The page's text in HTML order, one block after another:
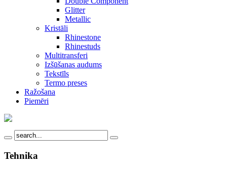
Glitter
Metallic
Kristāli
Rhinestone
Rhinestuds
Multitransferi
Izšūšanas audums
Tekstīls
Termo preses
Ražošana
Piemēri
Tehnika